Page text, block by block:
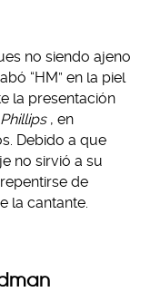
no siendo ajeno
“HM” en la piel
la presentación
, en
Debido a que
no sirvió a su
de
la cantante.